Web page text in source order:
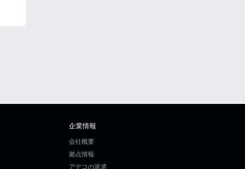
企業情報
会社概要
拠点情報
アデコの派遣